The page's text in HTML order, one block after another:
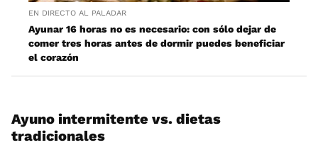
EN DIRECTO AL PALADAR
Ayunar 16 horas no es necesario: con sólo dejar de
comer tres horas antes de dormir puedes beneficiar
el corazón
Ayuno intermitente vs. dietas
tradicionales